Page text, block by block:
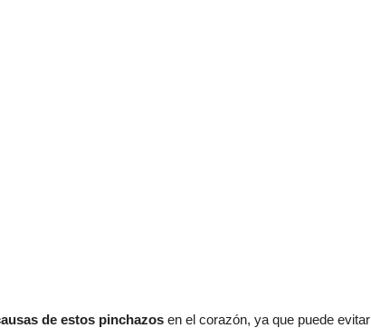
de estos pinchazos en el corazón, ya que puede evitar